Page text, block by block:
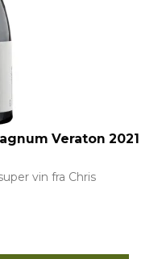
Veraton 2021
vin fra Chris